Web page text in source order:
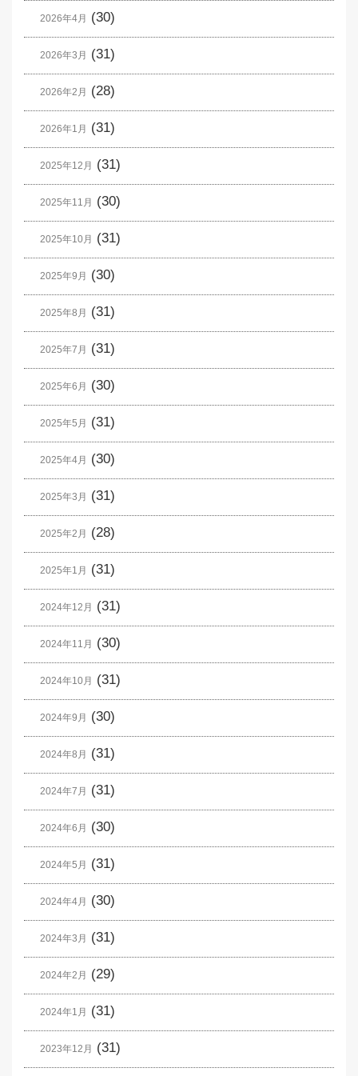
2026年4月 (30)
2026年3月 (31)
2026年2月 (28)
2026年1月 (31)
2025年12月 (31)
2025年11月 (30)
2025年10月 (31)
2025年9月 (30)
2025年8月 (31)
2025年7月 (31)
2025年6月 (30)
2025年5月 (31)
2025年4月 (30)
2025年3月 (31)
2025年2月 (28)
2025年1月 (31)
2024年12月 (31)
2024年11月 (30)
2024年10月 (31)
2024年9月 (30)
2024年8月 (31)
2024年7月 (31)
2024年6月 (30)
2024年5月 (31)
2024年4月 (30)
2024年3月 (31)
2024年2月 (29)
2024年1月 (31)
2023年12月 (31)